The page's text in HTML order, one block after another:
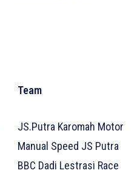
Team
JS.Putra Karomah Motor
Manual Speed JS Putra
BBC Dadi Lestrasi Race